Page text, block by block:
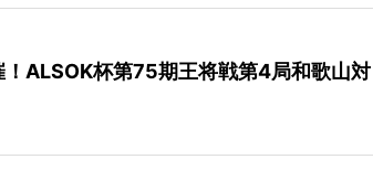
！ALSOK杯第75期王将戦第4局和歌山対